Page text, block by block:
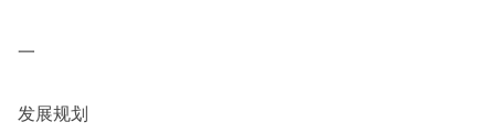
一
发展规划